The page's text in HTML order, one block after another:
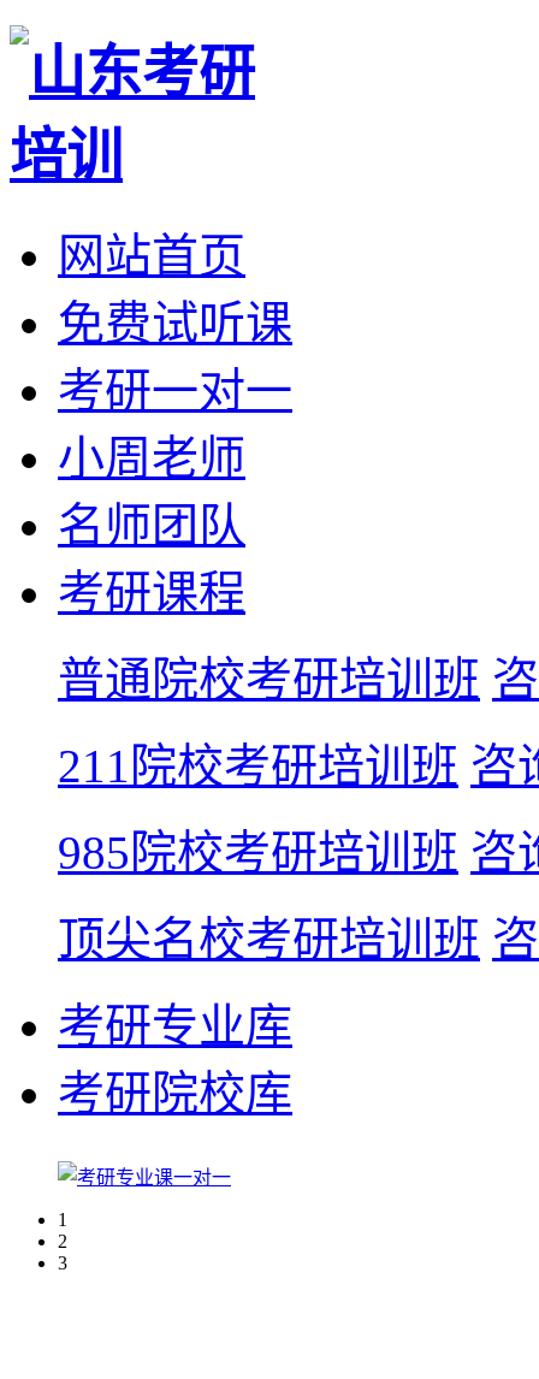
网站首页
免费试听课
考研一对一
小周老师
名师团队
考研课程
普通院校考研培训班
211院校考研培训班 咨
985院校考研培训班 咨
顶尖名校考研培训班
考研专业库
考研院校库
1
2
3